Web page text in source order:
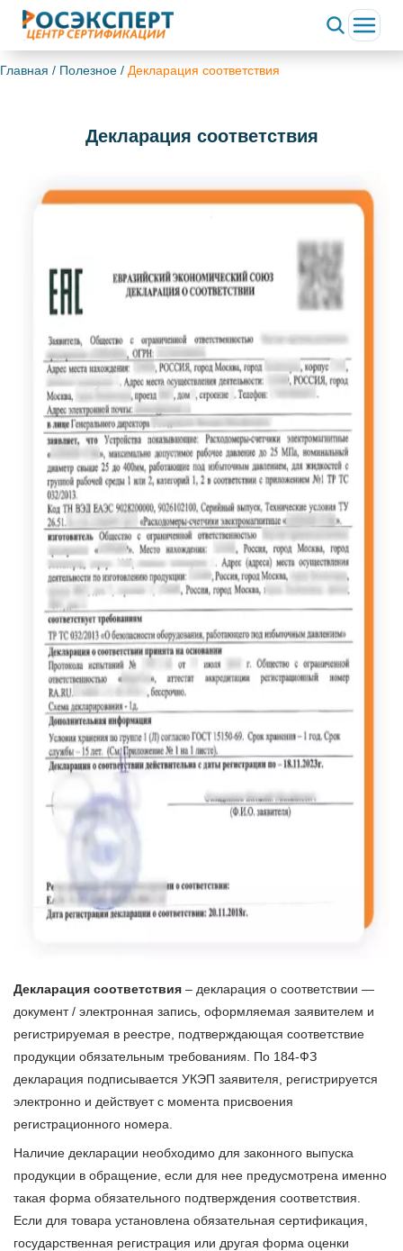
Главная / Полезное / Декларация соответствия
Декларация соответствия
Декларация соответствия – декларация о соответствии —
документ / электронная запись, оформляемая заявителем и
регистрируемая в реестре, подтверждающая соответствие
продукции обязательным требованиям. По 184-ФЗ
декларация подписывается УКЭП заявителя, регистрируется
электронно и действует с момента присвоения
регистрационного номера.
Наличие декларации необходимо для законного выпуска
продукции в обращение, если для нее предусмотрена именно
такая форма обязательного подтверждения соответствия.
Если для товара установлена обязательная сертификация,
государственная регистрация или другая форма оценки